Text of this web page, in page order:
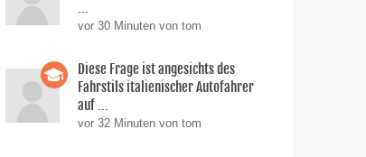
...
vor 30 Minuten von tom
Diese Frage ist angesichts des
Fahrstils italienischer Autofahrer
auf ...
vor 32 Minuten von tom